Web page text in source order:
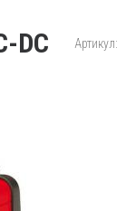
DC
Артикул: